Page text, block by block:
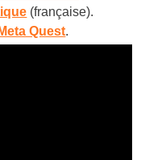
(française).
Quest.